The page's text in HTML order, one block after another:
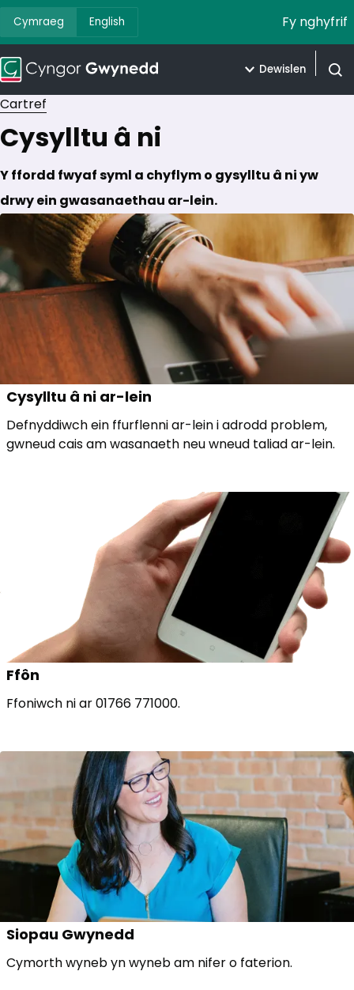
Cymraeg English Fy nghyfrif
Dewislen
Cartref
Cysylltu â ni
Y ffordd fwyaf syml a chyflym o gysylltu â ni yw
drwy ein gwasanaethau ar-lein.
Cysylltu â ni ar-lein
Defnyddiwch ein ffurflenni ar-lein i adrodd problem,
gwneud cais am wasanaeth neu wneud taliad ar-lein.
Ffôn
Ffoniwch ni ar 01766 771000.
Siopau Gwynedd
Cymorth wyneb yn wyneb am nifer o faterion.